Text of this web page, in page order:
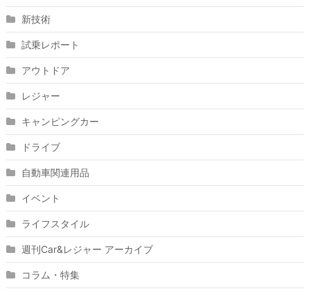
新技術
試乗レポート
アウトドア
レジャー
キャンピングカー
ドライブ
自動車関連用品
イベント
ライフスタイル
週刊Car&レジャー アーカイブ
コラム・特集